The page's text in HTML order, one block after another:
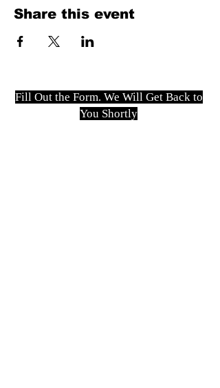
Share this event
Fill Out the Form. We Will Get Back to
You Shortly